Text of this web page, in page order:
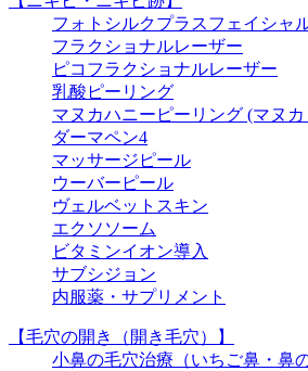
フォトシルクプラスフェイシャ
フラクショナルレーザー
ピコフラクショナルレーザー
乳酸ピーリング
マヌカハニーピーリング (マヌ
ダーマペン4
マッサージピール
ウーバーピール
ヴェルベットスキン
エクソソーム
ビタミンイオン導入
サブシジョン
内服薬・サプリメント
【毛穴の開き（開き毛穴）】
小鼻の毛穴治療（いちご鼻・鼻